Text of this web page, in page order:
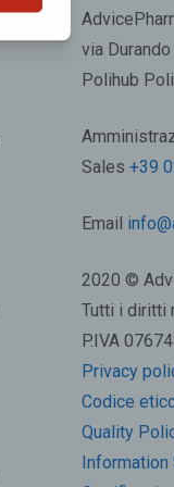
via
Polihub
Sales +39
Email
2020 ©
Tutti i diritti
P.IVA
Privacy
Codice
Quality